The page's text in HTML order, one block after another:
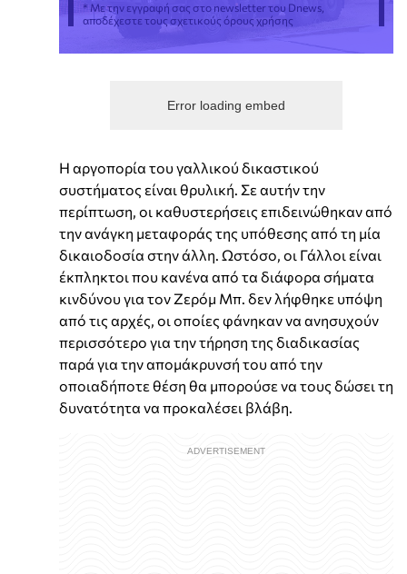
* Με την εγγραφή σας στο newsletter του Dnews,
αποδέχεστε τους σχετικούς όρους χρήσης
Error loading embed
Η αργοπορία του γαλλικού δικαστικού
συστήματος είναι θρυλική. Σε αυτήν την
περίπτωση, οι καθυστερήσεις επιδεινώθηκαν από
την ανάγκη μεταφοράς της υπόθεσης από τη μία
δικαιοδοσία στην άλλη. Ωστόσο, οι Γάλλοι είναι
έκπληκτοι που κανένα από τα διάφορα σήματα
κινδύνου για τον Ζερόμ Μπ. δεν λήφθηκε υπόψη
από τις αρχές, οι οποίες φάνηκαν να ανησυχούν
περισσότερο για την τήρηση της διαδικασίας
παρά για την απομάκρυνσή του από την
οποιαδήποτε θέση θα μπορούσε να τους δώσει τη
δυνατότητα να προκαλέσει βλάβη.